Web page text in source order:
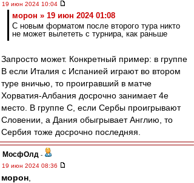
19 июн 2024 10:04
морон » 19 июн 2024 01:08
С новым форматом после второго тура никто
не может вылететь с турнира, как раньше
Запросто может. Конкретный пример: в группе
B если Италия с Испанией играют во втором
туре вничью, то проигравший в матче
Хорватия-Албания досрочно занимает 4е
место. В группе C, если Сербы проигрывают
Словении, а Дания обыгрывает Англию, то
Сербия тоже досрочно последняя.
МосфОлд -
19 июн 2024 08:36
морон